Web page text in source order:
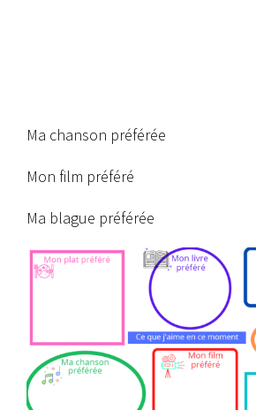
Ma chanson préférée
Mon film préféré
Ma blague préférée